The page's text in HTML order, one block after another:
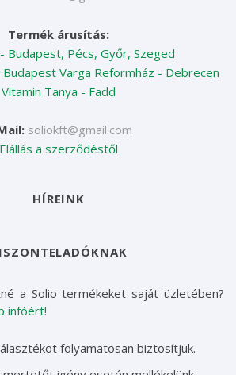
Termék árusítás:
Budapest, Pécs, Győr, Szeged
Budapest Varga Reformház - Debrecen
Vitamin Tanya - Fadd
soliokft@gmail.com
Elállás a szerződéstől
HÍREINK
a Solio termékeket saját üzletében?
infóért!
folyamatosan biztosítjuk.